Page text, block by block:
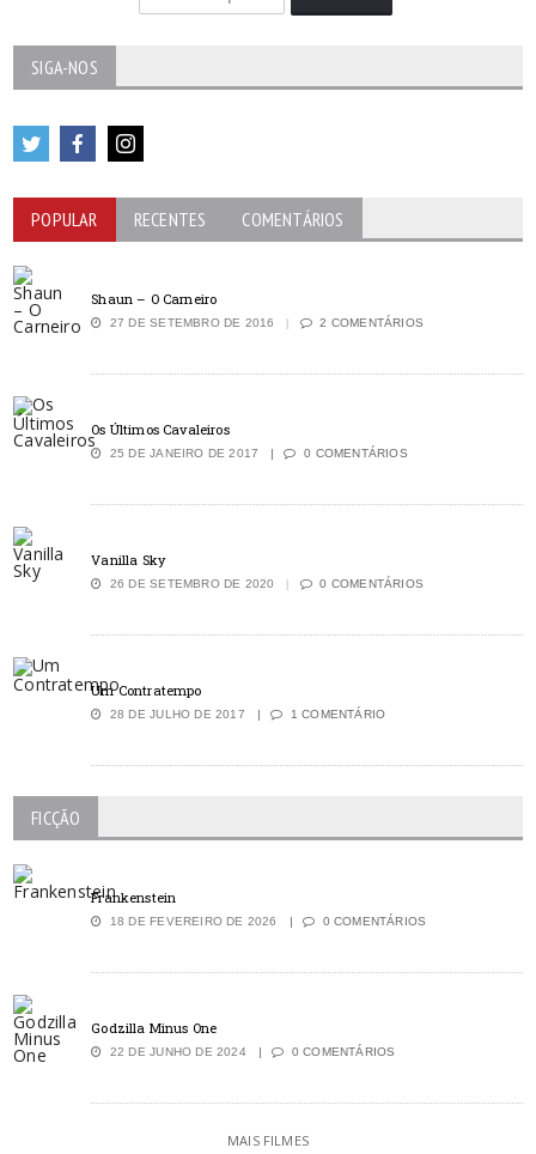
SIGA-NOS
POPULAR RECENTES COMENTÁRIOS
Shaun – O Carneiro
27 DE SETEMBRO DE 2016 2 COMENTÁRIOS
Os Últimos Cavaleiros
25 DE JANEIRO DE 2017 0 COMENTÁRIOS
Vanilla Sky
26 DE SETEMBRO DE 2020 0 COMENTÁRIOS
Um Contratempo
28 DE JULHO DE 2017 1 COMENTÁRIO
FICÇÃO
Frankenstein
18 DE FEVEREIRO DE 2026 0 COMENTÁRIOS
Godzilla Minus One
22 DE JUNHO DE 2024 0 COMENTÁRIOS
MAIS FILMES